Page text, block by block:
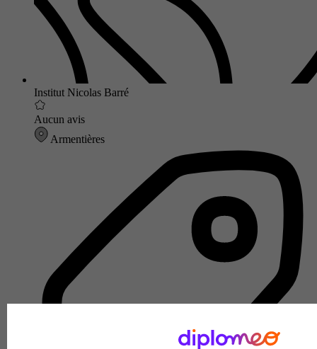
Institut Nicolas Barré
Aucun avis
Armentières